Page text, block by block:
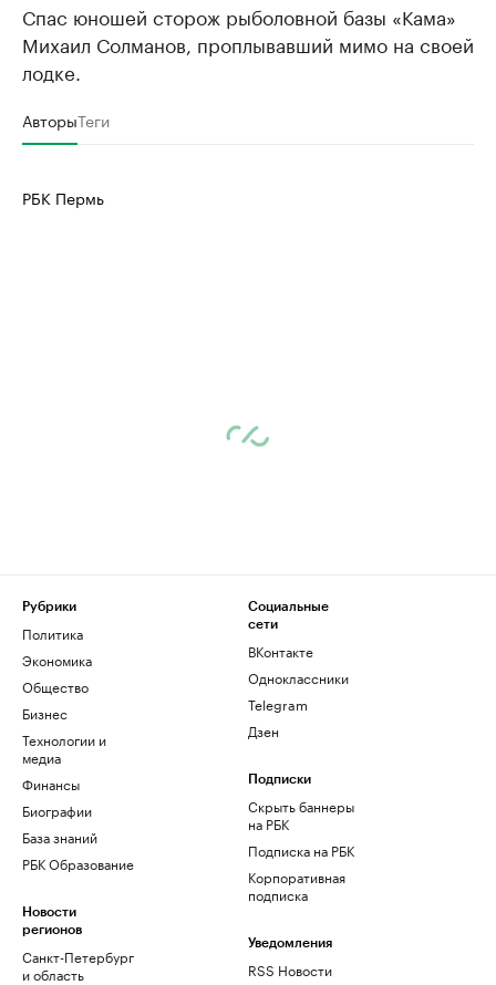
Спас юношей сторож рыболовной базы «Кама»
Михаил Солманов, проплывавший мимо на своей
лодке.
АвторыТеги
РБК Пермь
Рубрики
Политика
Экономика
Общество
Бизнес
Технологии и
медиа
Финансы
Биографии
База знаний
РБК Образование
Новости
регионов
Санкт-Петербург
и область
Социальные
сети
ВКонтакте
Одноклассники
Telegram
Дзен
Подписки
Скрыть баннеры
на РБК
Подписка на РБК
Корпоративная
подписка
Уведомления
RSS Новости